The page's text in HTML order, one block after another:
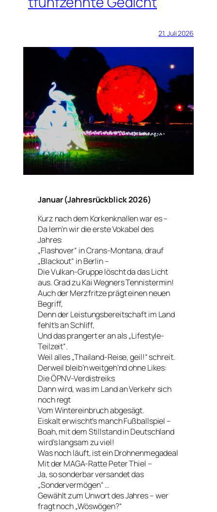
21. Juli 2026
Januar (Jahresrückblick 2026)
Kurz nach dem Korkenknallen war es –
Da lern’n wir die erste Vokabel des
Jahres:
„Flashover“ in Crans-Montana, drauf
„Blackout“ in Berlin –
Die Vulkan-Gruppe löscht da das Licht
aus. Grad zu Kai Wegners Tennistermin!
Auch der Merzfritze prägt einen neuen
Begriff,
Denn der Leistungsbereitschaft im Land
fehlt’s an Schliff,
Und das prangert er an als „Lifestyle-
Teilzeit“.
Weil alles „Thailand-Reise, geil!“ schreit.
Derweil bleib’n weitgeh’nd ohne Likes:
Die ÖPNV-Verdistreiks
Dann wird, was im Land an Verkehr sich
noch regt
Vom Wintereinbruch abgesägt.
Eiskalt erwischt’s manch Fußballspiel –
Boah, mit dem Stillstand in Deutschland
wird’s langsam zu viel!
Was noch läuft, ist ein Drohnenmegadeal
Mit der MAGA-Ratte Peter Thiel –
Ja, so sonderbar versandet das
„Sondervermögen“ …
Gewählt zum Unwort des Jahres – wer
fragt noch „Wöswögen?“